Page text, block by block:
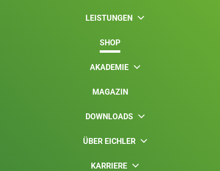
LEISTUNGEN
SHOP
AKADEMIE
MAGAZIN
DOWNLOADS
ÜBER EICHLER
KARRIERE